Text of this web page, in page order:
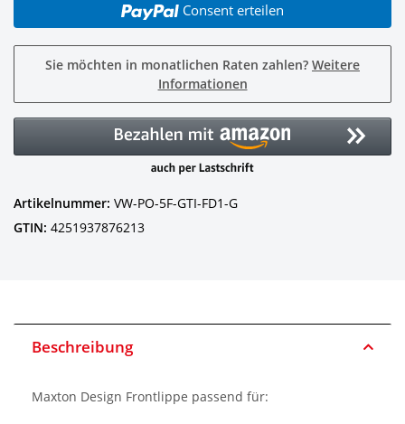
Consent erteilen
Sie möchten in monatlichen Raten zahlen? Weitere
Informationen
Artikelnummer: VW-PO-5F-GTI-FD1-G
GTIN: 4251937876213
Beschreibung
Maxton Design Frontlippe passend für: